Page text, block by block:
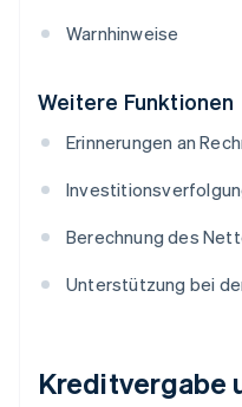
Warnhinweise
Weitere Funktionen
Erinnerungen an
Berechnung des
Unterstützung bei
Kreditvergabe